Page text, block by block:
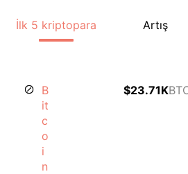
İlk 5 kriptopara Artış
B
it
c
o
i
n
$23.71K